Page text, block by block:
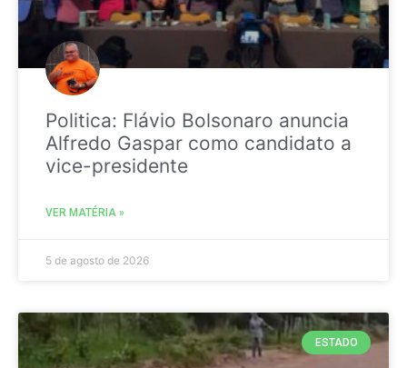
Politica: Flávio Bolsonaro anuncia
Alfredo Gaspar como candidato a
vice-presidente
VER MATÉRIA »
5 de agosto de 2026
ESTADO